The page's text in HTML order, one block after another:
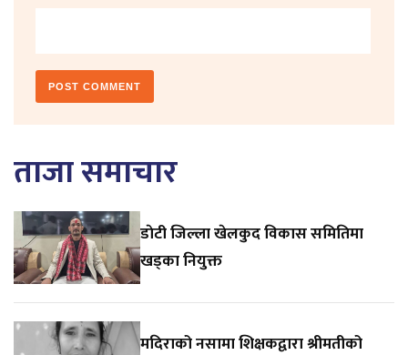
ताजा समाचार
डाेटी जिल्ला खेलकुद विकास समितिमा
खड्का नियुक्त
मदिराको नसामा शिक्षकद्वारा श्रीमतीको